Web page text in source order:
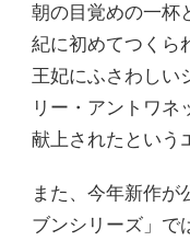
朝の目覚めの一杯
紀に初めてつくら
王妃にふさわしい
リー・アントワネ
献上されたという
また、今年新作が
ブンシリーズ」で